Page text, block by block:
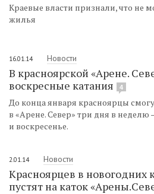
Краевые власти признали, что не
жилья
16.01.14 Новости
В красноярской «Арене.
воскресные катания
4
До конца января красноярцы
в «Арене. Север» три дня в неделю
и воскресенье.
2.01.14 Новости
Красноярцев в новогодних
пустят на каток